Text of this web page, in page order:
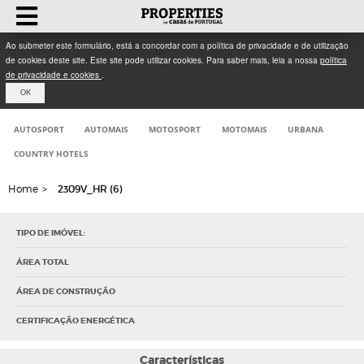
Ao submeter este formulário, está a concordar com a política de privacidade e de utilização
de cookies deste site. Este site pode utilizar cookies. Para saber mais, leia a nossa política
de privacidade e cookies .
OK
AUTOSPORT AUTOMAIS MOTOSPORT MOTOMAIS URBANA
COUNTRY HOTELS
Home > 2309V_HR (6)
TIPO DE IMÓVEL:
ÁREA TOTAL
ÁREA DE CONSTRUÇÃO
CERTIFICAÇÃO ENERGÉTICA
Características